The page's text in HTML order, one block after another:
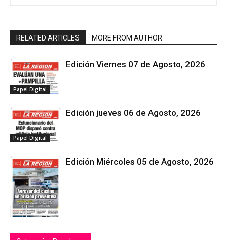
RELATED ARTICLES MORE FROM AUTHOR
Papel Digital
Edición Viernes 07 de Agosto, 2026
Papel Digital
Edición jueves 06 de Agosto, 2026
Edición Miércoles 05 de Agosto, 2026